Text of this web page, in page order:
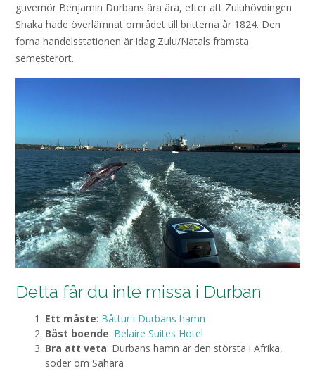
guvernör Benjamin Durbans ära ära, efter att Zuluhövdingen
Shaka hade överlämnat området till britterna år 1824. Den
forna handelsstationen är idag Zulu/Natals främsta
semesterort.
Detta får du inte missa i Durban
Ett måste: Båttur i Durbans hamn
Bäst boende: Belaire Suites Hotel
Bra att veta: Durbans hamn är den största i Afrika,
söder om Sahara